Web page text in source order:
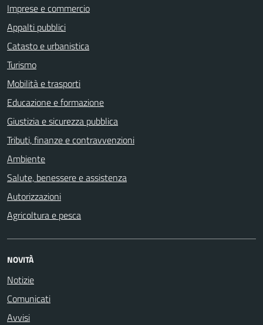
Imprese e commercio
Appalti pubblici
Catasto e urbanistica
Turismo
Mobilità e trasporti
Educazione e formazione
Giustizia e sicurezza pubblica
Tributi, finanze e contravvenzioni
Ambiente
Salute, benessere e assistenza
Autorizzazioni
Agricoltura e pesca
NOVITÀ
Notizie
Comunicati
Avvisi